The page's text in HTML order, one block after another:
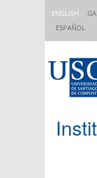
ENGLISH
ESPAÑOL